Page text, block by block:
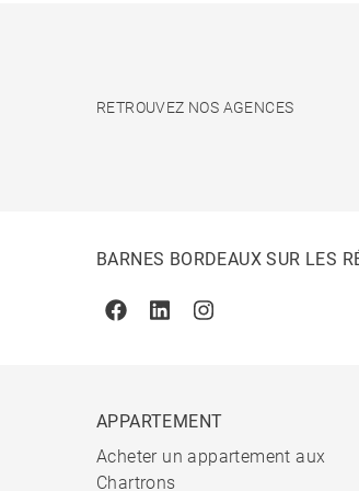
RETROUVEZ NOS AGENCES
BARNES BORDEAUX SUR LES
FacebookLinkedinInstagram
APPARTEMENT
Acheter un appartement aux
Chartrons